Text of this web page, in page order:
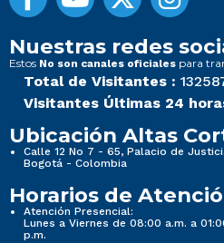
Nuestras redes
Estos No son canales oficiales para
Total de Visitantes :
Visitantes Últimas 24
Ubicación Altas
Calle 12 No 7 - 65, Palacio de
Bogotá - Colombia
Horarios de
Atención Presencial:
Lunes a Viernes de 08:00 a.m. a
p.m.